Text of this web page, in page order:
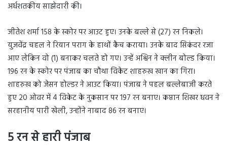
अर्धशतकीय साझेदारी की।
जीतेश शर्मा 158 के स्कोर पर आउट हुए। उनके बल्ले से (27) रन निकले।
युजवेंद्र चहल ने रियान पराग के हाथों कैच कराया। उनके बाद सिकंदर रजा
आए लेकिन वो (1) बनाकर चलते हो गए। उन्हें अश्विन ने क्लीन बोल्ड किया।
196 रन के स्कोर पर पंजाब का चौथा विकेट शाहरुख खान का गिरा।
शाहरुख को जेसन होल्डर ने आउट किया। पंजाब ने पहल बल्लेबाजी करते
हुए 20 ओवर में 4 विकेट के नुकसान पर 197 रन बनाए। कप्तान शिखर धवन ने
सरहानीय पारी खेली, उन्होंने नाबाद 86 रन बनाए।
5 रन से हारी पंजाब